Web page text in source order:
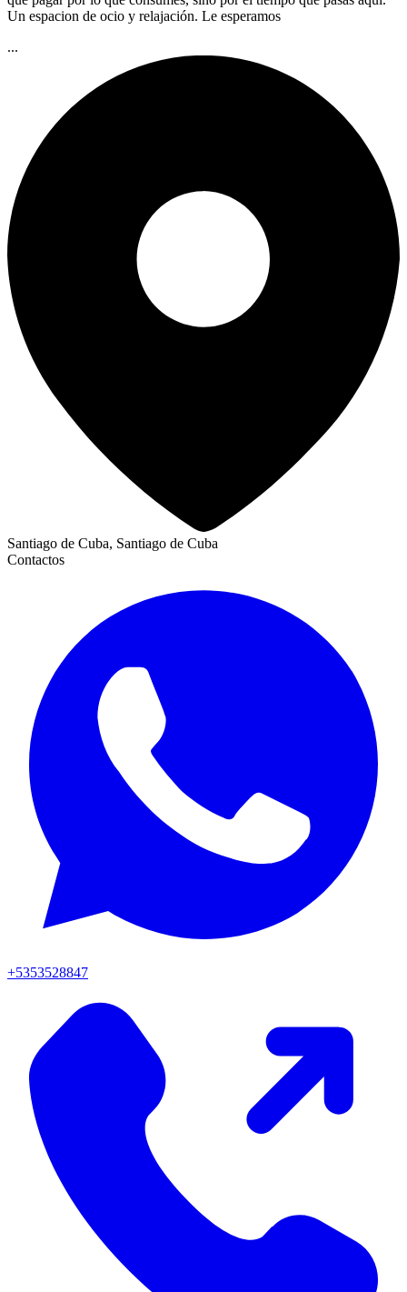
Un espacion de ocio y relajación. Le esperamos
...
Santiago de Cuba, Santiago de Cuba
Contactos
+5353528847